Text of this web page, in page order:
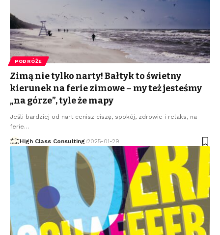
PODRÓŻE
Zimą nie tylko narty! Bałtyk to świetny
kierunek na ferie zimowe – my też jesteśmy
„na górze”, tyle że mapy
Jeśli bardziej od nart cenisz ciszę, spokój, zdrowie i relaks, na
ferie…
High Class Consulting 2025-01-29